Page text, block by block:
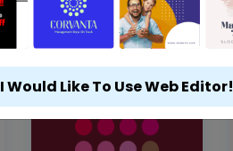
I Would Like To Use Web Editor!